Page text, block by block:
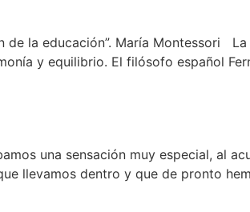
la educación”. María Montessori
y equilibrio. El filósofo español
una sensación muy especial, al
llevamos dentro y que de pronto